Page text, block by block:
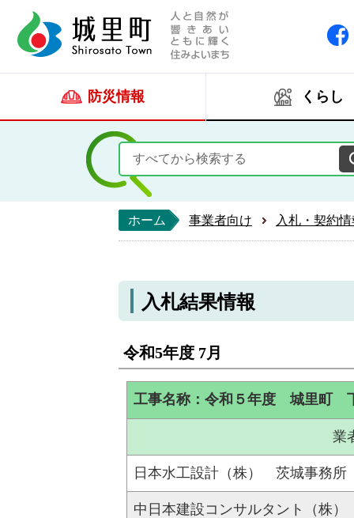
防災情報 くらし
ホーム 事業者向け 入札・契約
入札結果情報
令和5年度 7月
工事名称：令和５年度 城里町
業
日本水工設計（株） 茨城事務所
中日本建設コンサルタント（株